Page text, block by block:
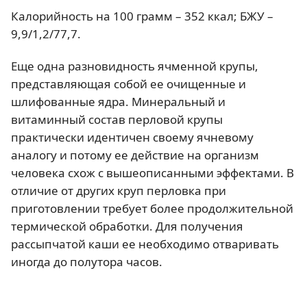
Калорийность на 100 грамм – 352 ккал; БЖУ –
9,9/1,2/77,7.
Еще одна разновидность ячменной крупы,
представляющая собой ее очищенные и
шлифованные ядра. Минеральный и
витаминный состав перловой крупы
практически идентичен своему ячневому
аналогу и потому ее действие на организм
человека схож с вышеописанными эффектами. В
отличие от других круп перловка при
приготовлении требует более продолжительной
термической обработки. Для получения
рассыпчатой каши ее необходимо отваривать
иногда до полутора часов.